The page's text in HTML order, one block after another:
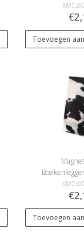
Toevoegen
Toevoegen